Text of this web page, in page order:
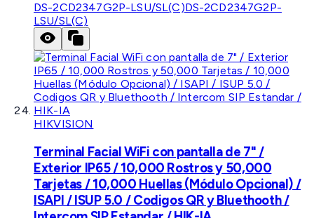
DS-2CD2347G2P-LSU/SL(C)DS-2CD2347G2P-
LSU/SL(C)
HIKVISION
Terminal Facial WiFi con pantalla de 7" /
Exterior IP65 / 10,000 Rostros y 50,000
Tarjetas / 10,000 Huellas (Módulo Opcional) /
ISAPI / ISUP 5.0 / Codigos QR y Bluethooth /